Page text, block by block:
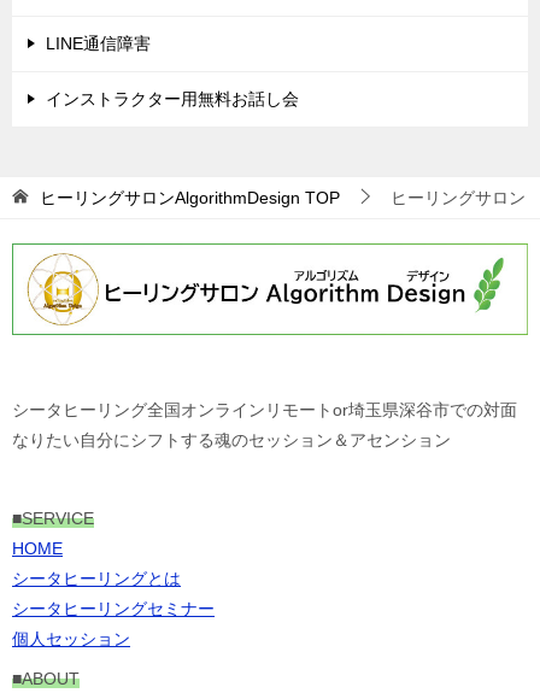
LINE通信障害
インストラクター用無料お話し会
ヒーリングサロンAlgorithmDesign TOP ヒーリングサロン
シータヒーリング全国オンラインリモートor埼玉県深谷市での対面
なりたい自分にシフトする魂のセッション＆アセンション
■SERVICE
HOME
シータヒーリングとは
シータヒーリングセミナー
個人セッション
■ABOUT